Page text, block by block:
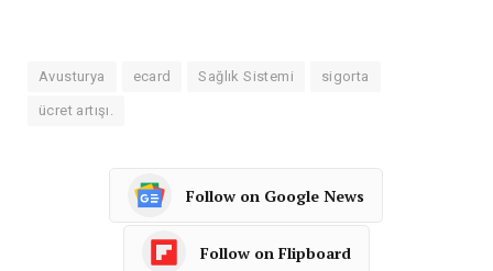
Avusturya ecard Sağlık Sistemi sigorta
ücret artışı.
Follow on Google News
Follow on Flipboard